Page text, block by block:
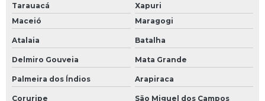
Tarauacá
Xapuri
Maceió
Maragogi
Atalaia Batalha
Delmiro Gouveia Mata Grande
Palmeira dos Índios Arapiraca
Coruripe São Miguel dos Campos